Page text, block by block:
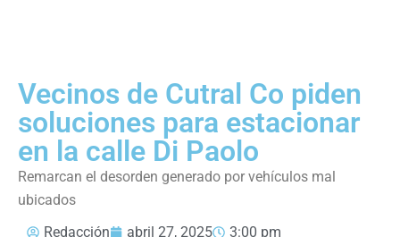
Vecinos de Cutral Co piden
soluciones para estacionar
en la calle Di Paolo
Remarcan el desorden generado por vehículos mal
ubicados
Redacción
abril 27, 2025 3:00 pm